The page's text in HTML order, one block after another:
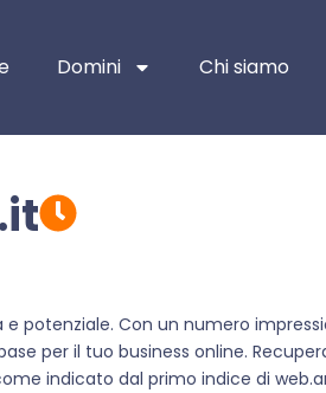
Domini Chi siamo
potenziale. Con un numero
per il tuo business online.
indicato dal primo indice di